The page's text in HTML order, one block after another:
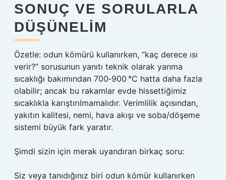
SONUÇ VE SORULARLA
DÜŞÜNELIM
Özetle: odun kömürü kullanırken, “kaç derece ısı
verir?” sorusunun yanıtı teknik olarak yanma
sıcaklığı bakımından 700‑900 °C hatta daha fazla
olabilir; ancak bu rakamlar evde hissettiğimiz
sıcaklıkla karıştırılmamalıdır. Verimlilik açısından,
yakıtın kalitesi, nemi, hava akışı ve soba/döşeme
sistemi büyük fark yaratır.
Şimdi sizin için merak uyandıran birkaç soru:
Siz veya tanıdığınız biri odun kömür kullanırken